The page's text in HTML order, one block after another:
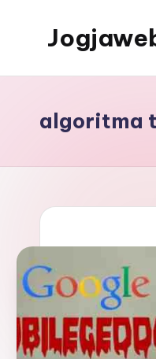
algoritma